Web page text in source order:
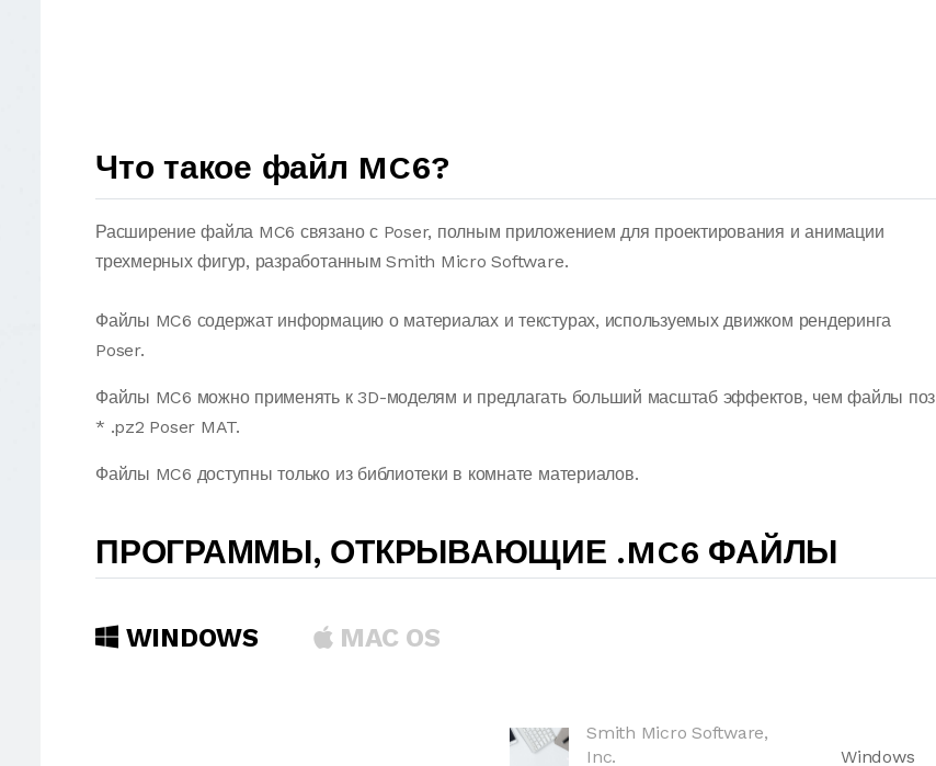
Что такое файл MC6?
Расширение файла MC6 связано с Poser, полным приложением для проектирования и анимации
трехмерных фигур, разработанным Smith Micro Software.
Файлы MC6 содержат информацию о материалах и текстурах, используемых движком рендеринга
Poser.
Файлы MC6 можно применять к 3D-моделям и предлагать больший масштаб эффектов, чем файлы поз
* .pz2 Poser MAT.
Файлы MC6 доступны только из библиотеки в комнате материалов.
ПРОГРАММЫ, ОТКРЫВАЮЩИЕ .MC6 ФАЙЛЫ
WINDOWS MAC OS
Smith Micro Software,
Inc.
Windows